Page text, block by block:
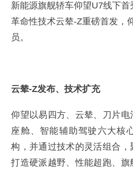
新能源旗舰轿车仰望U7线下
革命性技术云辇-Z重磅首发，
员。
云辇-Z发布、技术扩充
仰望以易四方、云辇、刀片
座舱、智能辅助驾驶六大核
构，并通过技术的灵活组合，
打造硬派越野、性能超跑、